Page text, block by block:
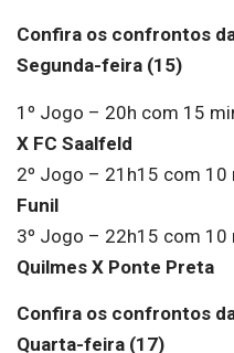
Confira os confrontos
Segunda-feira (15)
1º Jogo – 20h com 15
X FC Saalfeld
2º Jogo – 21h15 com 10
Funil
3º Jogo – 22h15 com 10
Quilmes X Ponte Preta
Confira os confrontos
Quarta-feira (17)